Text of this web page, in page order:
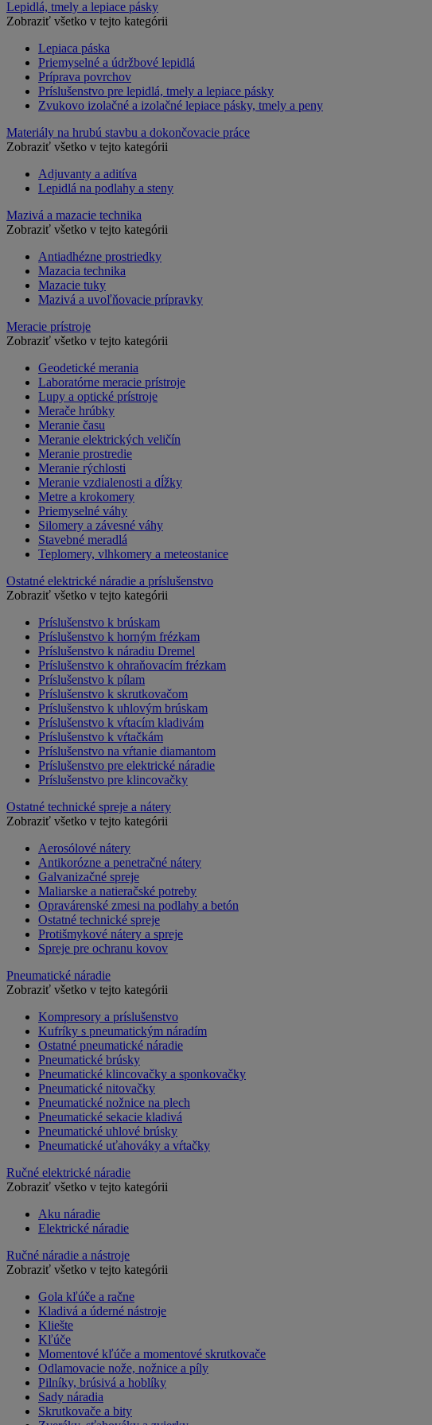
Lepidlá, tmely a lepiace pásky
Zobraziť všetko v tejto kategórii
Lepiaca páska
Priemyselné a údržbové lepidlá
Príprava povrchov
Príslušenstvo pre lepidlá, tmely a lepiace pásky
Zvukovo izolačné a izolačné lepiace pásky, tmely a peny
Materiály na hrubú stavbu a dokončovacie práce
Zobraziť všetko v tejto kategórii
Adjuvanty a aditíva
Lepidlá na podlahy a steny
Mazivá a mazacie technika
Zobraziť všetko v tejto kategórii
Antiadhézne prostriedky
Mazacia technika
Mazacie tuky
Mazivá a uvoľňovacie prípravky
Meracie prístroje
Zobraziť všetko v tejto kategórii
Geodetické merania
Laboratórne meracie prístroje
Lupy a optické prístroje
Merače hrúbky
Meranie času
Meranie elektrických veličín
Meranie prostredie
Meranie rýchlosti
Meranie vzdialenosti a dĺžky
Metre a krokomery
Priemyselné váhy
Silomery a závesné váhy
Stavebné meradlá
Teplomery, vlhkomery a meteostanice
Ostatné elektrické náradie a príslušenstvo
Zobraziť všetko v tejto kategórii
Príslušenstvo k brúskam
Príslušenstvo k horným frézkam
Príslušenstvo k náradiu Dremel
Príslušenstvo k ohraňovacím frézkam
Príslušenstvo k pílam
Príslušenstvo k skrutkovačom
Príslušenstvo k uhlovým brúskam
Príslušenstvo k vŕtacím kladivám
Príslušenstvo k vŕtačkám
Príslušenstvo na vŕtanie diamantom
Príslušenstvo pre elektrické náradie
Príslušenstvo pre klincovačky
Ostatné technické spreje a nátery
Zobraziť všetko v tejto kategórii
Aerosólové nátery
Antikorózne a penetračné nátery
Galvanizačné spreje
Maliarske a natieračské potreby
Opravárenské zmesi na podlahy a betón
Ostatné technické spreje
Protišmykové nátery a spreje
Spreje pre ochranu kovov
Pneumatické náradie
Zobraziť všetko v tejto kategórii
Kompresory a príslušenstvo
Kufríky s pneumatickým náradím
Ostatné pneumatické náradie
Pneumatické brúsky
Pneumatické klincovačky a sponkovačky
Pneumatické nitovačky
Pneumatické nožnice na plech
Pneumatické sekacie kladivá
Pneumatické uhlové brúsky
Pneumatické uťahováky a vŕtačky
Ručné elektrické náradie
Zobraziť všetko v tejto kategórii
Aku náradie
Elektrické náradie
Ručné náradie a nástroje
Zobraziť všetko v tejto kategórii
Gola kľúče a račne
Kladivá a úderné nástroje
Kliešte
Kľúče
Momentové kľúče a momentové skrutkovače
Odlamovacie nože, nožnice a píly
Pilníky, brúsivá a hoblíky
Sady náradia
Skrutkovače a bity